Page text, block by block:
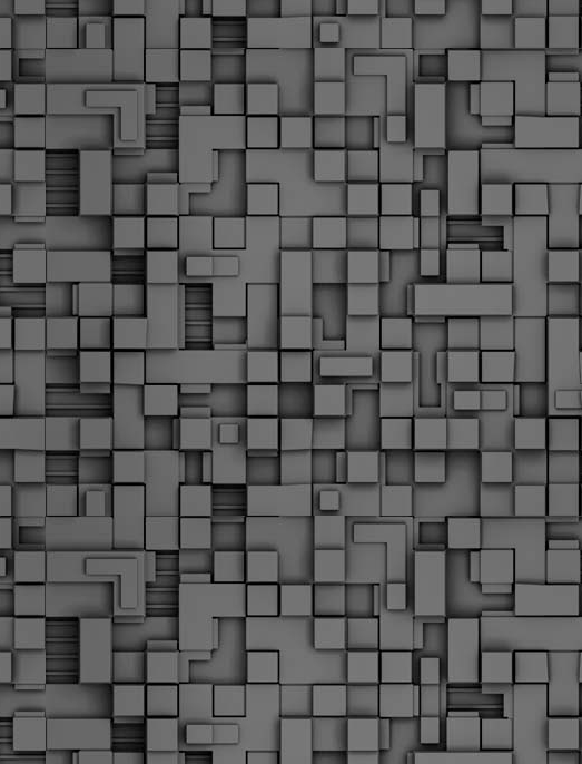
Τον απολογισμό των δράσεων ελέγχου για τα ζώα συντροφιάς
κατά το δίμηνο Ιανουαρίου – Φεβρουαρίου 2026 παρουσιάζει η
Δημοτική Αστυνομία Θεσσαλονίκης, με στόχο την προστασία των
ζώων και την ομαλή συμβίωση στην πόλη.
FEB
18
ΣτΕ: Οριστική απόρριψη της επαναφοράς του 13ου
και 14ου μισθού για τους δημοσίους υπαλλήλους
Με την απόφαση αυτή, το ΣτΕ απορρίπτει οριστικά τις
αξιώσεις των δημοσίων υπαλλήλων για επαναφορά των
δώρων, επικυρώνοντας την τρέχουσα κατάσταση παρά τις
αντιδράσεις της ΑΔΕΔΥ
Το ΣτΕ απέρριψε οριστικά την προσφυγή της ΑΔΕΔΥ και ενός
εκπαιδευτικού για την επαναφορά των δώρων Χριστουγέννων,
Πάσχα και θερινής άδειας (13ος και 14ος μισθός) στους
εργαζόμενους του δημόσιου τομέα, κλείνοντας μια μακρά
διαμάχη δεκαετιών που αφορούσε τις μνημονιακές περικοπές.
Γνωστοποίηση έκδοσης οριστικών αποτελεσμάτων –
Παροχή οδηγιών.
► Δείτε/κατεβάστε την πολυαναμενόμενη εγκύκλιο του Υπ.
FEB
1
Με διαρροή 2 μέρες πριν την στάση εργασίας
ενημερώνει το ΣτΕ για την απόρριψη της επαναφοράς